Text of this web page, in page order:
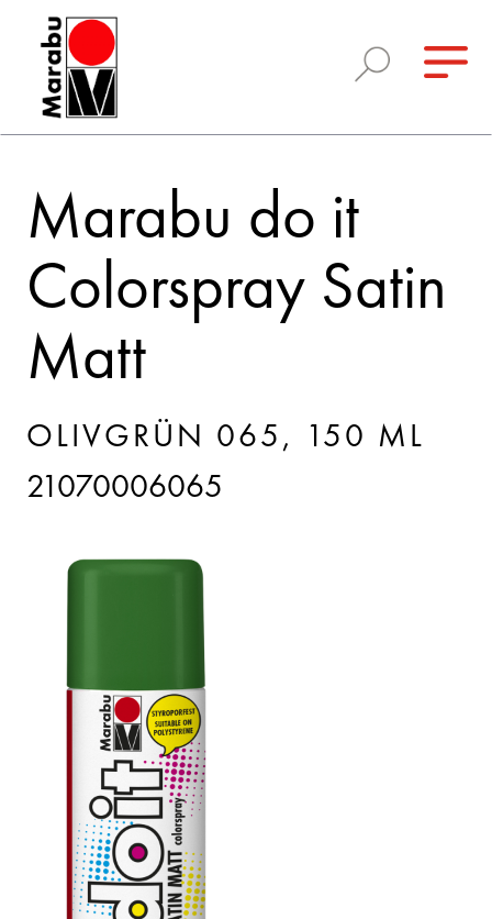
Marabu do it
Colorspray Satin
Matt
OLIVGRÜN 065, 150 ML
21070006065